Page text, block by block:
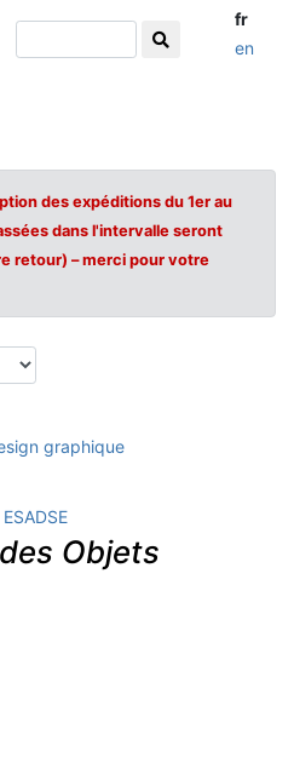
fr
en
des expéditions du 1er au
dans l'intervalle seront
retour) – merci pour votre
graphique
Objets